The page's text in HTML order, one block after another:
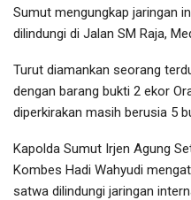
Sumut mengungkap jaringan
dilindungi di Jalan SM Raja,
Turut diamankan seorang
dengan barang bukti 2 ekor
diperkirakan masih berusia 5
Kapolda Sumut Irjen Agung
Kombes Hadi Wahyudi
satwa dilindungi jaringan